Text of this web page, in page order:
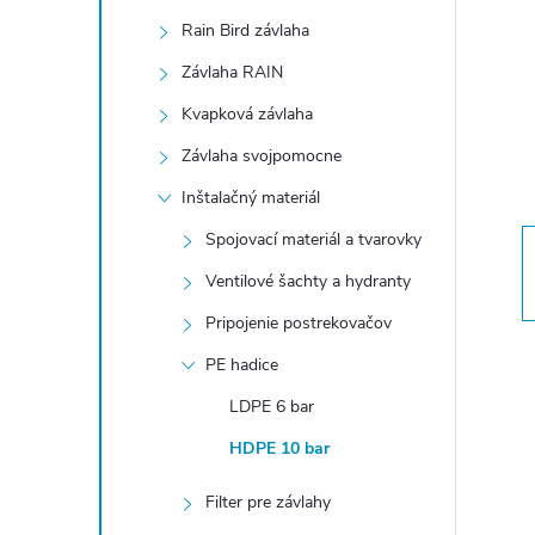
Rain Bird závlaha
Závlaha RAIN
Kvapková závlaha
Závlaha svojpomocne
Inštalačný materiál
Spojovací materiál a tvarovky
Ventilové šachty a hydranty
Pripojenie postrekovačov
PE hadice
LDPE 6 bar
HDPE 10 bar
Filter pre závlahy